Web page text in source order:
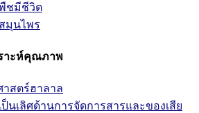
ชมีชีวิต
นไพร
าะห์คุณภาพ
สตร์ฮาลาล
นเลิศด้านการจัดการสารและของเสีย